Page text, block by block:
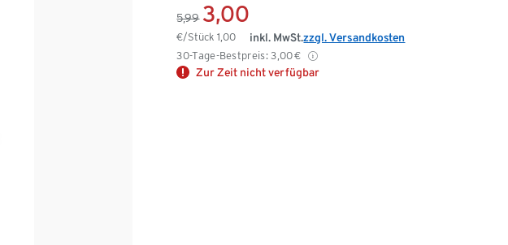
5,99 3,00
€/Stück1,00
30-Tage-Bestpreis: 3,00€
inkl. MwSt.zzgl. Versandkosten
Zur Zeit nicht verfügbar